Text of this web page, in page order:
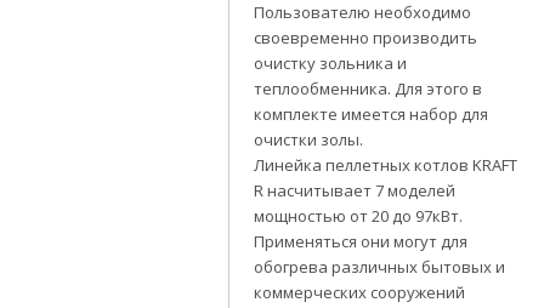
Пользователю необходимо
своевременно производить
очистку зольника и
теплообменника. Для этого в
комплекте имеется набор для
очистки золы.
Линейка пеллетных котлов KRAFT
R насчитывает 7 моделей
мощностью от 20 до 97кВт.
Применяться они могут для
обогрева различных бытовых и
коммерческих сооружений